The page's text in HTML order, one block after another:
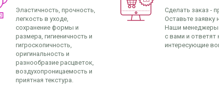
Эластичность, прочность,
легкость в уходе,
сохранение формы и
размера, гигиеничность и
гигроскопичность,
оригинальность и
разнообразие расцветок,
воздухопроницаемость и
приятная текстура.
Сделать заказ -
Оставьте заявку
Наши менеджеры
с вами и ответят
интересующие